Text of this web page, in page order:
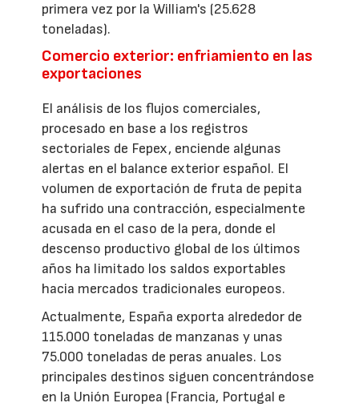
primera vez por la William's (25.628
toneladas).
Comercio exterior: enfriamiento en las
exportaciones
El análisis de los flujos comerciales,
procesado en base a los registros
sectoriales de Fepex, enciende algunas
alertas en el balance exterior español. El
volumen de exportación de fruta de pepita
ha sufrido una contracción, especialmente
acusada en el caso de la pera, donde el
descenso productivo global de los últimos
años ha limitado los saldos exportables
hacia mercados tradicionales europeos.
Actualmente, España exporta alrededor de
115.000 toneladas de manzanas y unas
75.000 toneladas de peras anuales. Los
principales destinos siguen concentrándose
en la Unión Europea (Francia, Portugal e